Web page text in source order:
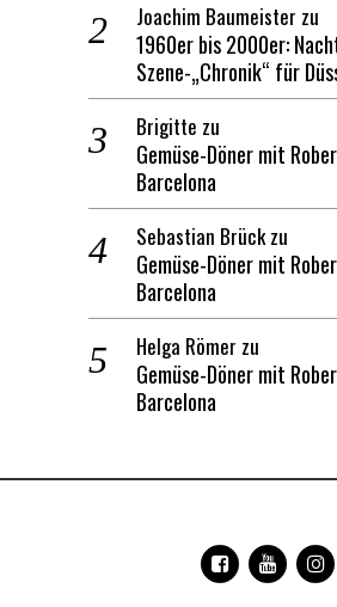
Joachim Baumeister zu
1960er bis 2000er:
Szene-„Chronik“ für
Brigitte zu
Gemüse-Döner mit
Barcelona
Sebastian Brückzu
Gemüse-Döner mit
Barcelona
Helga Römer zu
Gemüse-Döner mit
Barcelona